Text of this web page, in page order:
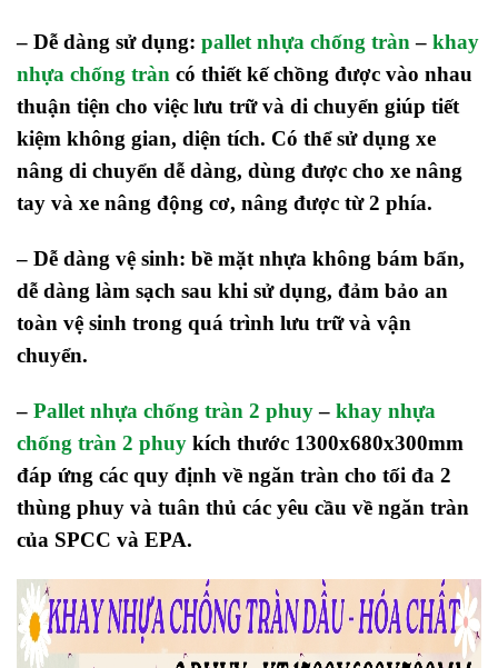
– Dễ dàng sử dụng: pallet nhựa chống tràn– khay
nhựa chống tràn có thiết kế chồng được vào nhau
thuận tiện cho việc lưu trữ và di chuyển giúp tiết
kiệm không gian, diện tích. Có thể sử dụng xe
nâng di chuyển dễ dàng, dùng được cho xe nâng
tay và xe nâng động cơ, nâng được từ 2 phía.
– Dễ dàng vệ sinh: bề mặt nhựa không bám bẩn,
dễ dàng làm sạch sau khi sử dụng, đảm bảo an
toàn vệ sinh trong quá trình lưu trữ và vận
chuyển.
– Pallet nhựa chống tràn 2 phuy– khay nhựa
chống tràn 2 phuy kích thước 1300x680x300mm
đáp ứng các quy định về ngăn tràn cho tối đa 2
thùng phuy và tuân thủ các yêu cầu về ngăn tràn
của SPCC và EPA.